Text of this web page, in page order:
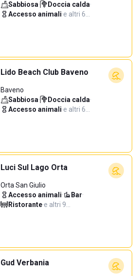
Sabbiosa· Doccia calda·
Accesso animali·e altri 6…
Lido Beach Club Baveno
Baveno
Sabbiosa· Doccia calda·
Accesso animali·e altri 6…
Luci Sul Lago Orta
Orta San Giulio
Accesso animali· Bar·
Ristorante·e altri 9…
Gud Verbania